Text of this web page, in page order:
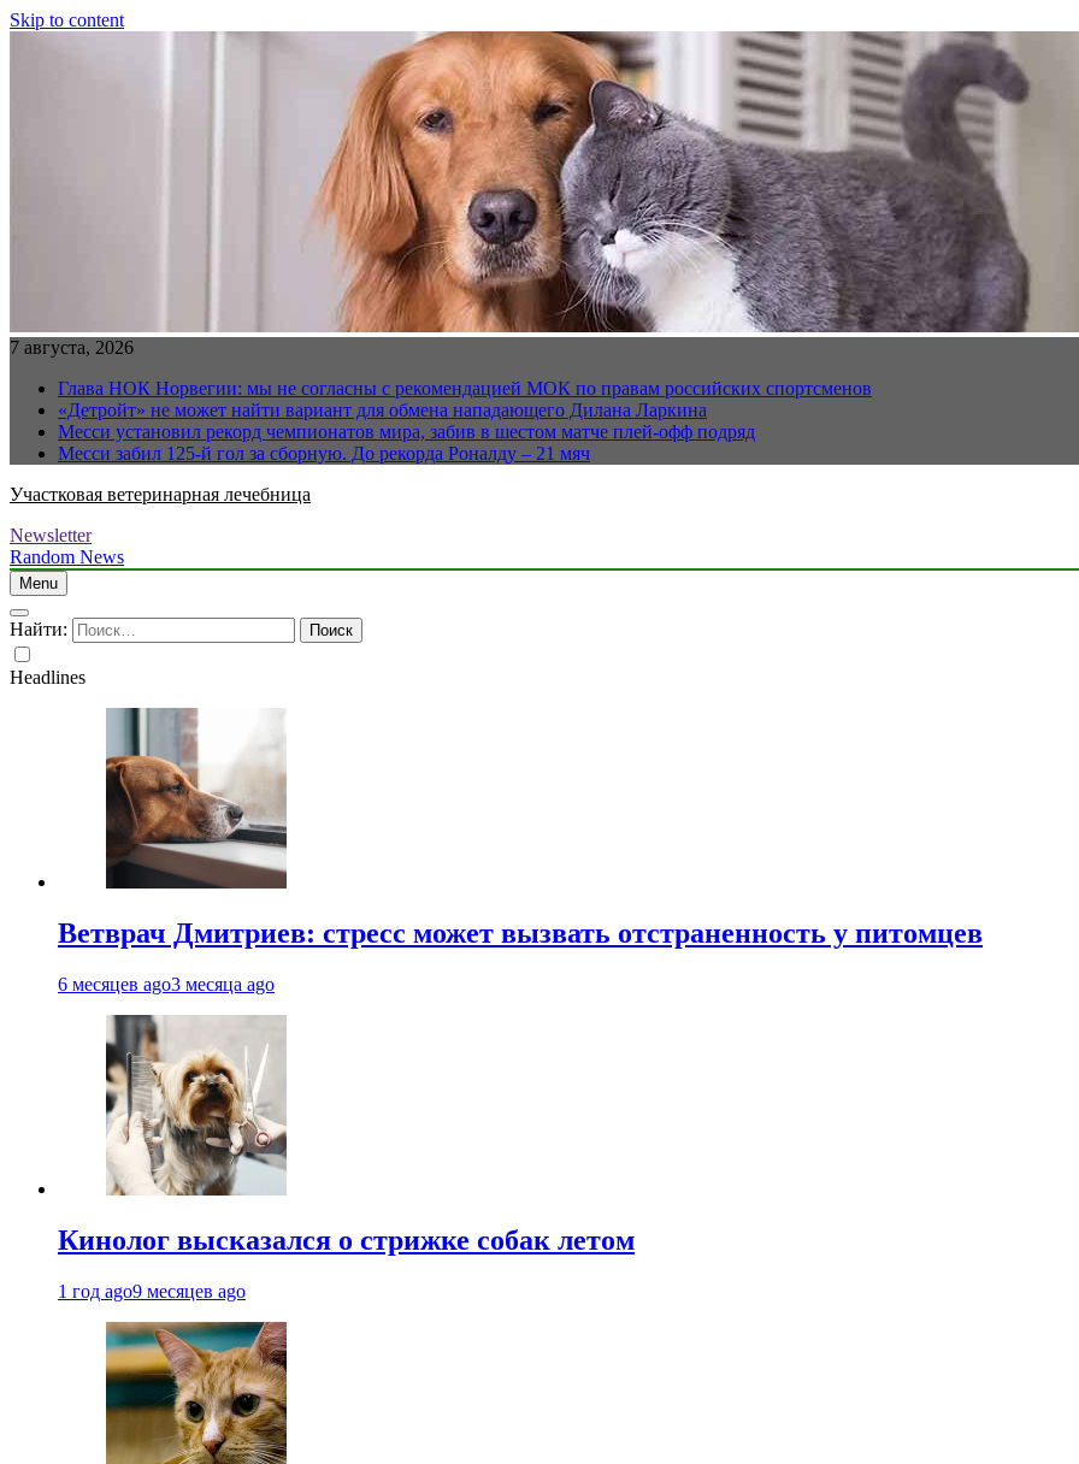
Skip to content
7 августа, 2026
Глава НОК Норвегии: мы не согласны с рекомендацией МОК по правам российских спортсменов
«Детройт» не может найти вариант для обмена нападающего Дилана Ларкина
Месси установил рекорд чемпионатов мира, забив в шестом матче плей‑офф подряд
Месси забил 125-й гол за сборную. До рекорда Роналду – 21 мяч
Участковая ветеринарная лечебница
Newsletter
Random News
Menu
Найти:
Headlines
Ветврач Дмитриев: стресс может вызвать отстраненность у питомцев
6 месяцев ago3 месяца ago
Кинолог высказался о стрижке собак летом
1 год ago9 месяцев ago